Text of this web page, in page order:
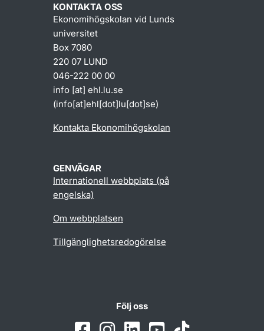
KONTAKTA OSS
Ekonomihögskolan vid Lunds
universitet
Box 7080
220 07 LUND
046-222 00 00
info [at] ehl.lu.se
(info[at]ehl[dot]lu[dot]se)
Kontakta Ekonomihögskolan
GENVÄGAR
Internationell webbplats (på
engelska)
Om webbplatsen
Tillgänglighetsredogörelse
Följ oss